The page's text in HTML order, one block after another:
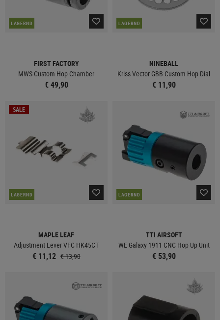
LAGERND
FIRST FACTORY
MWS Custom Hop Chamber
€ 49,90
LAGERND
NINEBALL
Kriss Vector GBB Custom Hop Dial
€ 11,90
SALE
LAGERND
MAPLE LEAF
Adjustment Lever VFC HK45CT
€ 11,12 € 13,90
LAGERND
TTI AIRSOFT
WE Galaxy 1911 CNC Hop Up Unit
€ 53,90